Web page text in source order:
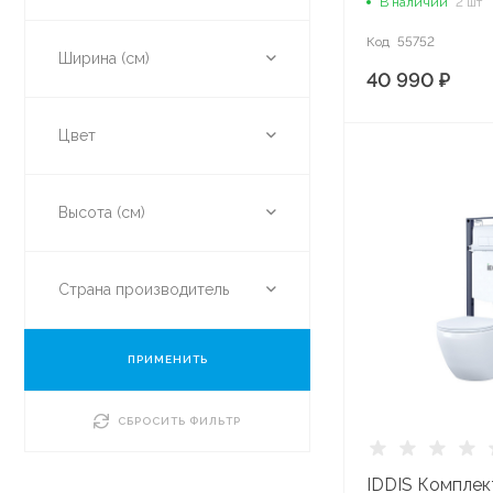
Ширина (см)
Цвет
Высота (см)
Страна производитель
ПРИМЕНИТЬ
СБРОСИТЬ ФИЛЬТР
Код 55752
40 990 ₽
IDDIS